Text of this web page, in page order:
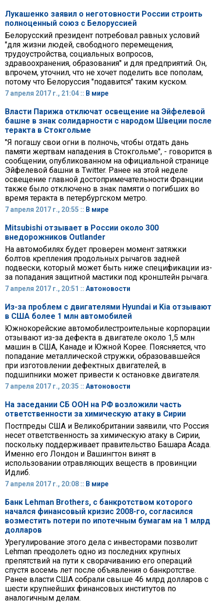
Лукашенко заявил о неготовности России строить
полноценный союз с Белоруссией
Белорусский президент потребовал равных условий
"для жизни людей, свободного перемещения,
трудоустройства, социальных вопросов,
здравоохранения, образования" и для предприятий. Он,
впрочем, уточнил, что не хочет поделить все пополам,
потому что Белоруссия "подавится" таким куском.
7 апреля 2017 г., 21:04 :: В мире
Власти Парижа отключат освещение на Эйфелевой
башне в знак солидарности с народом Швеции после
теракта в Стокгольме
"Я погашу свои огни в полночь, чтобы отдать дань
памяти жертвам нападения в Стокгольме", - говорится в
сообщении, опубликованном на официальной странице
Эйфелевой башни в Twitter. Ранее на этой неделе
освещение главной достопримечательности Франции
также было отключено в знак памяти о погибших во
время теракта в петербургском метро.
7 апреля 2017 г., 20:55 :: В мире
Mitsubishi отзывает в России около 300
внедорожников Outlander
На автомобилях будет проверен момент затяжки
болтов крепления продольных рычагов задней
подвески, который может быть ниже спецификации из-
за попадания защитной мастики под кронштейн рычага.
7 апреля 2017 г., 20:51 :: Автоновости
Из-за проблем с двигателями Hyundai и Kia отзывают
в США более 1 млн автомобилей
Южнокорейские автомобилестроительные корпорации
отзывают из-за дефекта в двигателе около 1,5 млн
машин в США, Канаде и Южной Корее. Поясняется, что
попадание металлической стружки, образовавшейся
при изготовлении дефектных двигателей, в
подшипники может привести к остановке двигателя.
7 апреля 2017 г., 20:35 :: Автоновости
На заседании СБ ООН на РФ возложили часть
ответственности за химическую атаку в Сирии
Постпреды США и Великобритании заявили, что Россия
несет ответственность за химическую атаку в Сирии,
поскольку поддерживает правительство Башара Асада.
Именно его Лондон и Вашингтон винят в
использовании отравляющих веществ в провинции
Идлиб.
7 апреля 2017 г., 20:08 :: В мире
Банк Lehman Brothers, с банкротством которого
начался финансовый кризис 2008-го, согласился
возместить потери по ипотечным бумагам на 1 млрд
долларов
Урегулирование этого дела с инвесторами позволит
Lehman преодолеть одно из последних крупных
препятствий на пути к сворачиванию его операций
спустя восемь лет после объявления о банкротстве.
Ранее власти США собрали свыше 46 млрд долларов с
шести крупнейших финансовых институтов по
аналогичным делам.